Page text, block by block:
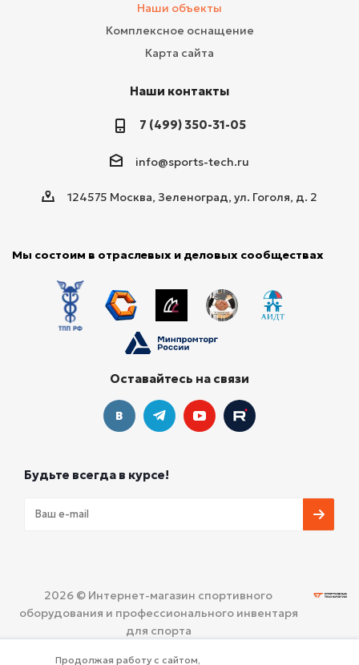
Наши объекты
Комплексное оснащение
Карта сайта
Наши контакты
7 (499) 350-31-05
info@sports-tech.ru
124575 Москва, Зеленоград, ул. Гоголя, д. 2
Мы состоим в отраслевых и деловых сообществах
Оставайтесь на связи
Будьте всегда в курсе!
2026 © Интернет-магазин спортивного
оборудования и профессионального инвентаря
для спорта
Продолжая работу с сайтом,